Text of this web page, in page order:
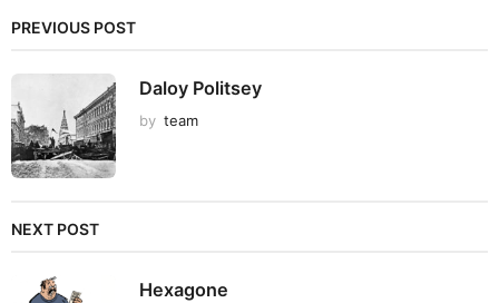
PREVIOUS POST
Daloy Politsey
by team
NEXT POST
Hexagone